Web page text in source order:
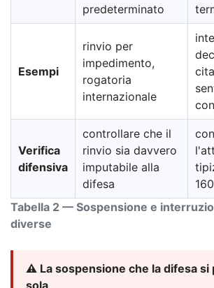
Tabella 2 — Sospensione e
diverse
predeterminato
Esempi
rinvio per
impedimento,
rogatoria
internazionale
Verifica
difensiva
controllare che il
rinvio sia davvero
imputabile alla
difesa
160
⚠️ La sospensione che la difesa si
sola